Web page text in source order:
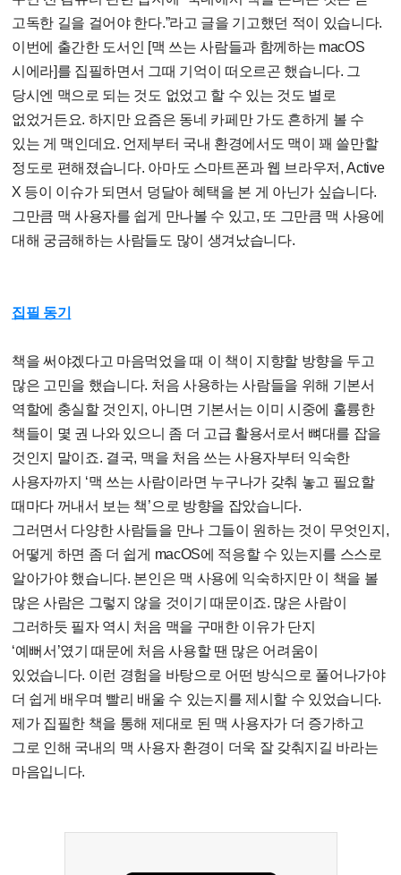
고독한 길을 걸어야 한다.”라고 글을 기고했던 적이 있습니다.
이번에 출간한 도서인 [맥 쓰는 사람들과 함께하는 macOS
시에라]를 집필하면서 그때 기억이 떠오르곤 했습니다. 그
당시엔 맥으로 되는 것도 없었고 할 수 있는 것도 별로
없었거든요. 하지만 요즘은 동네 카페만 가도 흔하게 볼 수
있는 게 맥인데요. 언제부터 국내 환경에서도 맥이 꽤 쓸만할
정도로 편해졌습니다. 아마도 스마트폰과 웹 브라우저, Active
X 등이 이슈가 되면서 덩달아 혜택을 본 게 아닌가 싶습니다.
그만큼 맥 사용자를 쉽게 만나볼 수 있고, 또 그만큼 맥 사용에
대해 궁금해하는 사람들도 많이 생겨났습니다.
집필 동기
책을 써야겠다고 마음먹었을 때 이 책이 지향할 방향을 두고
많은 고민을 했습니다. 처음 사용하는 사람들을 위해 기본서
역할에 충실할 것인지, 아니면 기본서는 이미 시중에 훌륭한
책들이 몇 권 나와 있으니 좀 더 고급 활용서로서 뼈대를 잡을
것인지 말이죠. 결국, 맥을 처음 쓰는 사용자부터 익숙한
사용자까지 ‘맥 쓰는 사람이라면 누구나가 갖춰 놓고 필요할
때마다 꺼내서 보는 책’으로 방향을 잡았습니다.
그러면서 다양한 사람들을 만나 그들이 원하는 것이 무엇인지,
어떻게 하면 좀 더 쉽게 macOS에 적응할 수 있는지를 스스로
알아가야 했습니다. 본인은 맥 사용에 익숙하지만 이 책을 볼
많은 사람은 그렇지 않을 것이기 때문이죠. 많은 사람이
그러하듯 필자 역시 처음 맥을 구매한 이유가 단지
‘예뻐서’였기 때문에 처음 사용할 땐 많은 어려움이
있었습니다. 이런 경험을 바탕으로 어떤 방식으로 풀어나가야
더 쉽게 배우며 빨리 배울 수 있는지를 제시할 수 있었습니다.
제가 집필한 책을 통해 제대로 된 맥 사용자가 더 증가하고
그로 인해 국내의 맥 사용자 환경이 더욱 잘 갖춰지길 바라는
마음입니다.